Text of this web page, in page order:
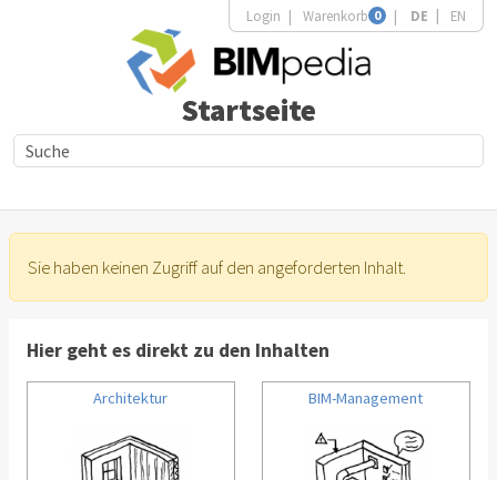
Login Warenkorb 0 DE EN
Startseite
Sie haben keinen Zugriff auf den angeforderten Inhalt.
Hier geht es direkt zu den Inhalten
Architektur BIM-Management